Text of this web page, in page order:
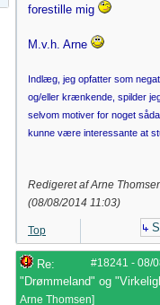
forestille mig
M.v.h. Arne
Indlæg, jeg opfatter som
og/eller krænkende, spilder
selvom motiver for noget
kunne være interessante at
Redigeret af Arne
(08/08/2014 11:03)
Top
#18241 - 08/
Re:
"Drømmeland" og
Arne Thomsen]